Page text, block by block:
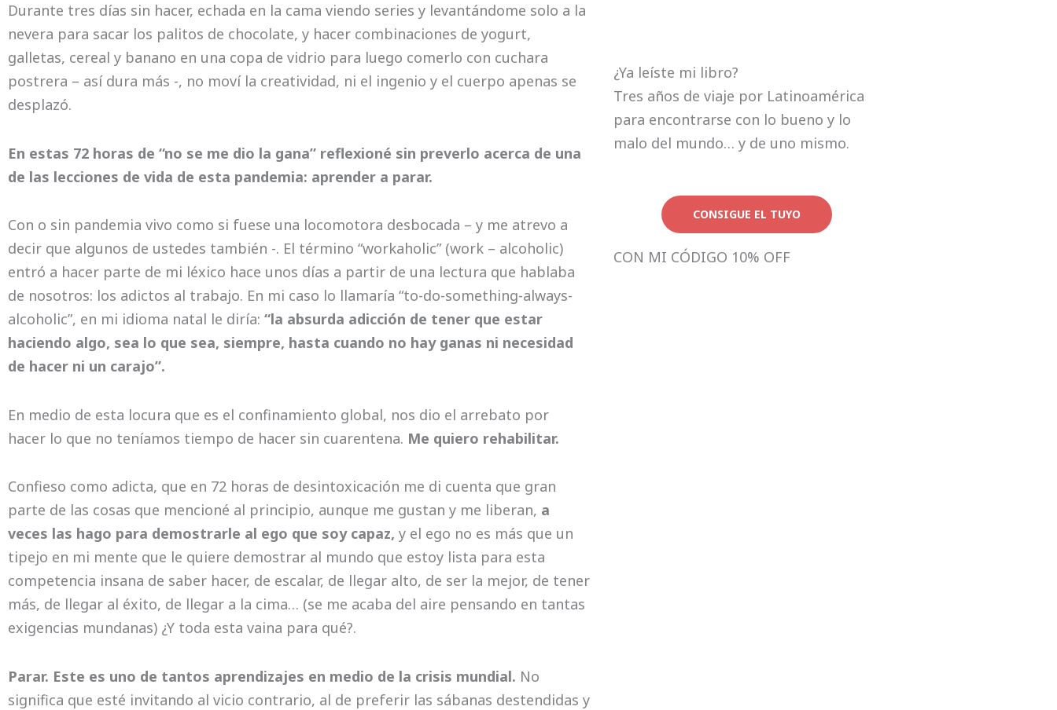
Durante tres días sin hacer, echada en la cama viendo series y levantándome solo a la
nevera para sacar los palitos de chocolate, y hacer combinaciones de yogurt,
galletas, cereal y banano en una copa de vidrio para luego comerlo con cuchara
postrera – así dura más -, no moví la creatividad, ni el ingenio y el cuerpo apenas se
desplazó.
En estas 72 horas de “no se me dio la gana” reflexioné sin preverlo acerca de una
de las lecciones de vida de esta pandemia: aprender a parar.
Con o sin pandemia vivo como si fuese una locomotora desbocada – y me atrevo a
decir que algunos de ustedes también -. El término “workaholic” (work – alcoholic)
entró a hacer parte de mi léxico hace unos días a partir de una lectura que hablaba
de nosotros: los adictos al trabajo. En mi caso lo llamaría “to-do-something-always-
alcoholic”, en mi idioma natal le diría: “la absurda adicción de tener que estar
haciendo algo, sea lo que sea, siempre, hasta cuando no hay ganas ni necesidad
de hacer ni un carajo”.
En medio de esta locura que es el confinamiento global, nos dio el arrebato por
hacer lo que no teníamos tiempo de hacer sin cuarentena. Me quiero rehabilitar.
Confieso como adicta, que en 72 horas de desintoxicación me di cuenta que gran
parte de las cosas que mencioné al principio, aunque me gustan y me liberan, a
veces las hago para demostrarle al ego que soy capaz, y el ego no es más que un
tipejo en mi mente que le quiere demostrar al mundo que estoy lista para esta
competencia insana de saber hacer, de escalar, de llegar alto, de ser la mejor, de tener
más, de llegar al éxito, de llegar a la cima… (se me acaba del aire pensando en tantas
exigencias mundanas) ¿Y toda esta vaina para qué?.
Parar. Este es uno de tantos aprendizajes en medio de la crisis mundial. No
significa que esté invitando al vicio contrario, al de preferir las sábanas destendidas y
¿Ya leíste mi libro?
Tres años de viaje por Latinoamérica
para encontrarse con lo bueno y lo
malo del mundo… y de uno mismo.
CONSIGUE EL TUYO
CON MI CÓDIGO 10% OFF